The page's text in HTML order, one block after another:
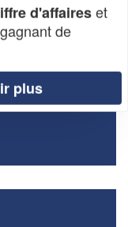
(SARL)
d'affaireset
de
plus